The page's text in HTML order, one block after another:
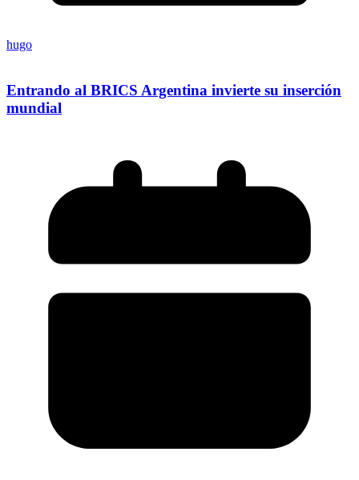
hugo
Entrando al BRICS Argentina invierte su inserción
mundial